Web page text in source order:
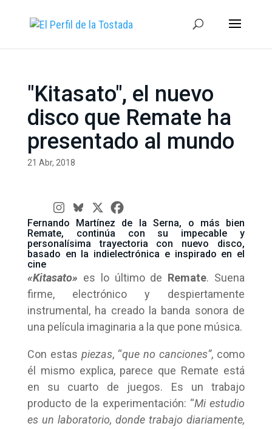
"Kitasato", el nuevo
disco que Remate ha
presentado al mundo
21 Abr, 2018
Fernando Martínez de la Serna, o más bien
Remate, continúa con su impecable y
personalísima trayectoria con nuevo disco,
basado en la indielectrónica e inspirado en el
cine
«Kitasato» es lo último de Remate. Suena
firme, electrónico y despiertamente
instrumental, ha creado la banda sonora de
una película imaginaria a la que pone música.
Con estas piezas, “que no canciones”, como
él mismo explica, parece que Remate está
en su cuarto de juegos. Es un trabajo
producto de la experimentación: “Mi estudio
es un laboratorio, donde trabajo diariamente,